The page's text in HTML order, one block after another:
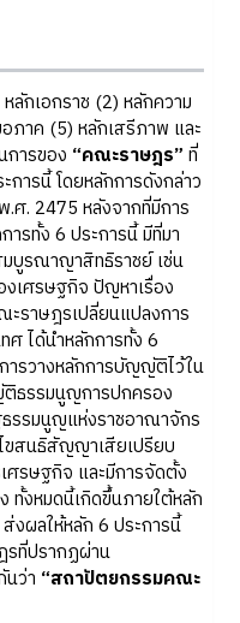
เอกราช (2) หลักความ
ภาค (5) หลักเสรีภาพ และ
การของ “คณะราษฎร” ที่
การนี้ โดยหลักการดังกล่าว
ศ. 2475 หลังจากที่มีการ
รทั้ง 6 ประการนี้ มีที่มา
บูรณาญาสิทธิราชย์ เช่น
เศรษฐกิจ ปัญหาเรื่อง
ะราษฎรเปลี่ยนแปลงการ
ศ ได้นำหลักการทั้ง 6
ารวางหลักการบัญญัติไว้ใน
ธรรมนูญการปกครอง
รรมนูญแห่งราชอาณาจักร
ขสนธิสัญญาเสียเปรียบ
ศรษฐกิจ และมีการจัดตั้ง
ทั้งหมดนี้เกิดขึ้นภายใต้หลัก
งผลให้หลัก 6 ประการนี้
ที่ปรากฏผ่าน
ว่า “สถาปัตยกรรมคณะ